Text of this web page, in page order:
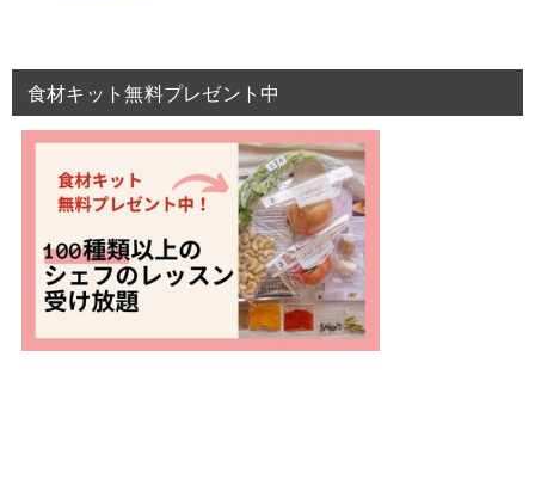
食材キット無料プレゼント中